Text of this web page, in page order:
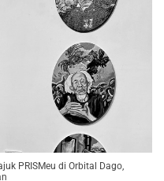
PRISMeu di Orbital Dago,